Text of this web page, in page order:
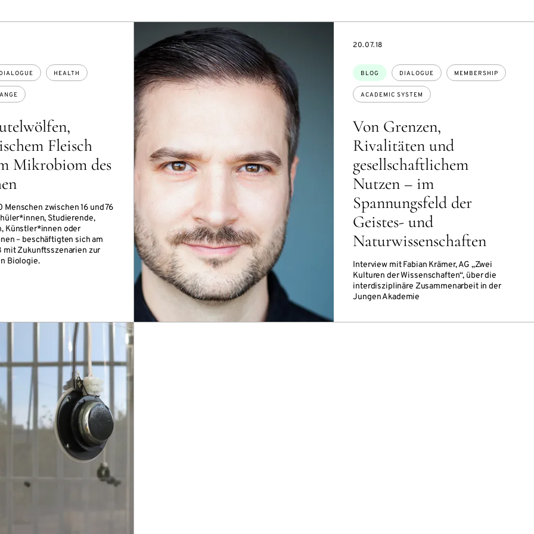
Fleisch
Mikrobiom des
Menschen zwischen 16 und 76
Studierende,
Künstler*innen oder
– beschäftigten sich am
mit Zukunftsszenarien zur
Biologie.
DIALOGUE HEALTH
Von Grenzen,
Rivalitäten und
gesellschaftlichem
Nutzen – im
Spannungsfeld der
Geistes- und
Naturwissenschaften
Interview mit Fabian Krämer, AG „Zwei
Kulturen der Wissenschaften“, über die
interdisziplinäre Zusammenarbeit in der
Jungen Akademie
Topics:
BLOG DIALOGUE MEMBERSHIP
ACADEMIC SYSTEM
DATE
20.07.18